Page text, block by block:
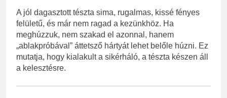
A jól dagasztott tészta sima, rugalmas, kissé fényes
felületű, és már nem ragad a kezünkhöz. Ha
meghúzzuk, nem szakad el azonnal, hanem
„ablakpróbával” áttetsző hártyát lehet belőle húzni. Ez
mutatja, hogy kialakult a sikérháló, a tészta készen áll
a kelesztésre.